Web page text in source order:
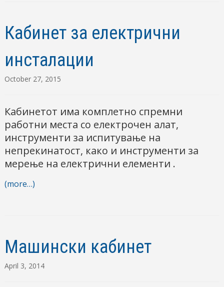
Кабинет за електрични
инсталации
October 27, 2015
Кабинетот има комплетно спремни
работни места со електрочен алат,
инструменти за испитување на
непрекинатост, како и инструменти за
мерење на електрични елементи .
(more…)
Машински кабинет
April 3, 2014